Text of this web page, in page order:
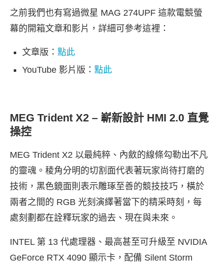
之前我們也有寫過微星 MAG 274UPF 這款電競螢
幕的開箱文章和影片，詳細可參考這裡：
文章版： 點此
YouTube 影片版： 點此
MEG Trident X2 – 嶄新設計 HMI 2.0 直覺
操控
MEG Trident X2 以最純粹、內斂的線條勾勒出不凡
的靈魂。稜角分明的切割面代表著玩家尚待打磨的
技術，黑色鏡面則表示雕琢至善的競技技巧，橫於
兩者之間的 RGB 光刻演繹著當下的精采時刻，每
處刻劃都在詮釋玩家的過去、現在與未來。
INTEL 第 13 代處理器、最高甚至可升級至 NVIDIA
GeForce RTX 4090 顯示卡，配備 Silent Storm